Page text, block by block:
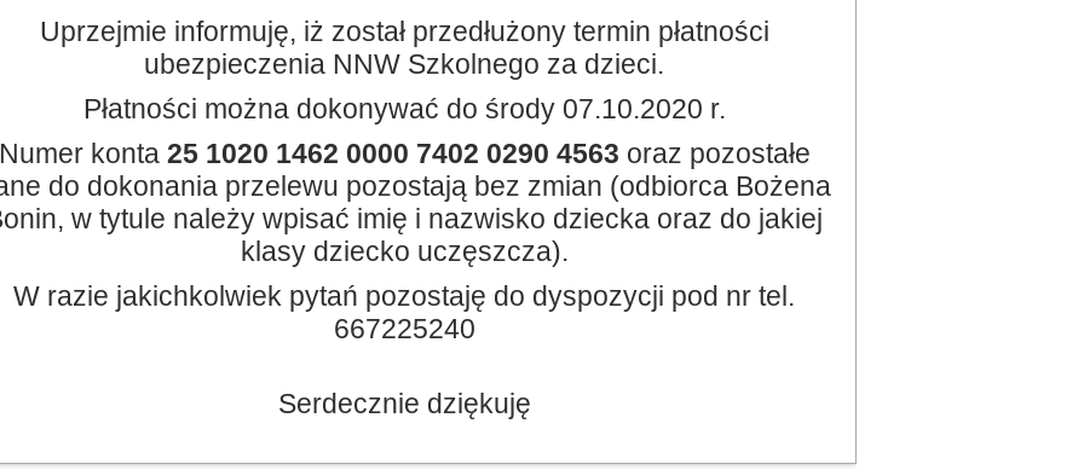
Uprzejmie informuję, iż został przedłużony termin płatności
ubezpieczenia NNW Szkolnego za dzieci.
Płatności można dokonywać do środy 07.10.2020 r.
konta 25 1020 1462 0000 7402 0290 4563 oraz pozostałe
do dokonania przelewu pozostają bez zmian (odbiorca Bożena
w tytule należy wpisać imię i nazwisko dziecka oraz do jakiej
klasy dziecko uczęszcza).
W razie jakichkolwiek pytań pozostaję do dyspozycji pod nr tel.
667225240
Serdecznie dziękuję